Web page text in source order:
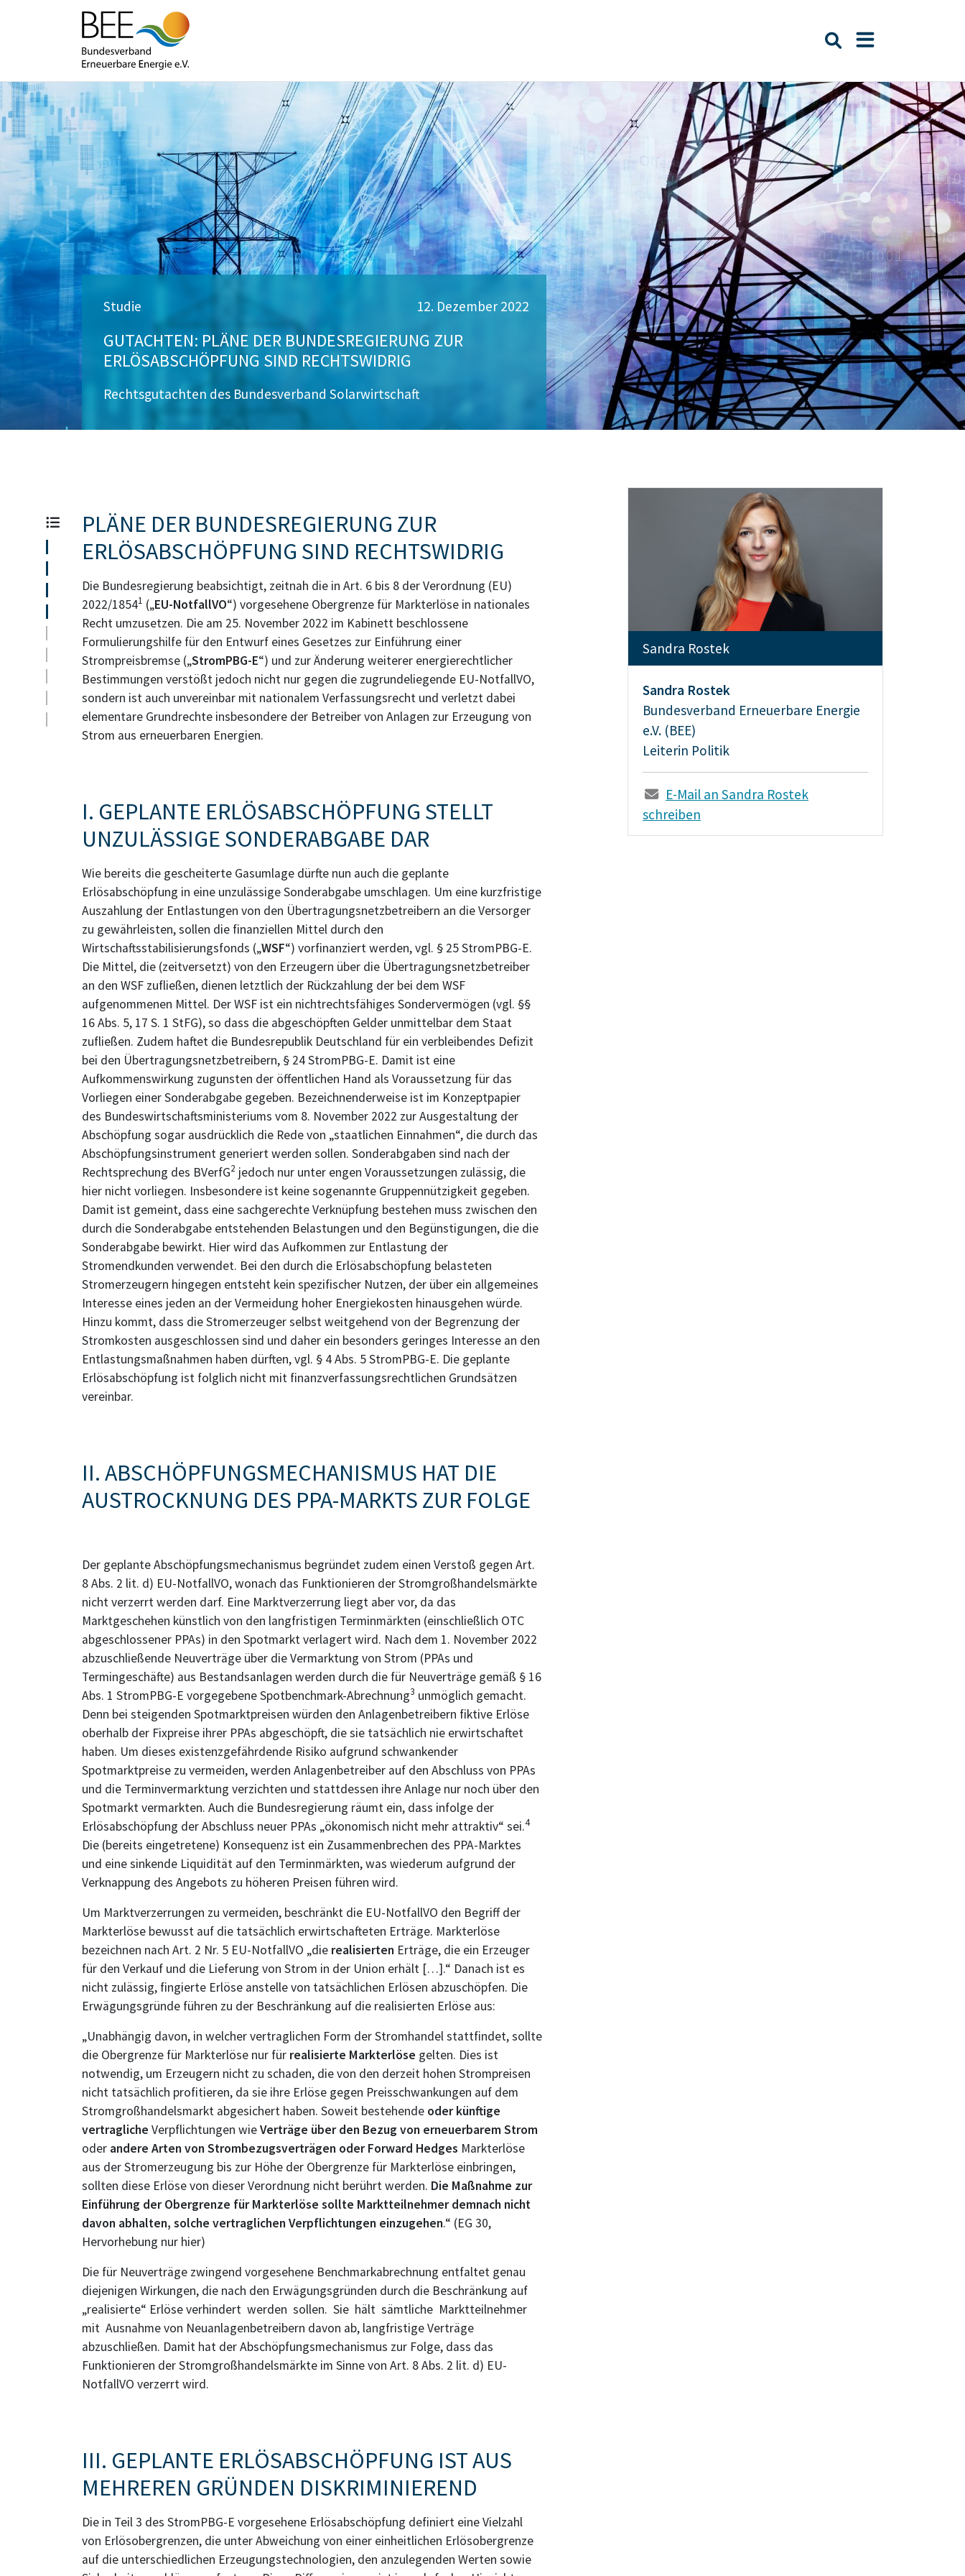
Suche öffnen
Studie
GUTACHTEN: PLÄNE DER BUNDESREGIERUNG ZUR
ERLÖSABSCHÖPFUNG SIND RECHTSWIDRIG
Rechtsgutachten des Bundesverband Solarwirtschaft
12. Dezember 2022
PLÄNE DER BUNDESREGIERUNG ZUR
ERLÖSABSCHÖPFUNG SIND RECHTSWIDRIG
Die Bundesregierung beabsichtigt, zeitnah die in Art. 6 bis 8 der Verordnung (EU)
2022/18541 („EU-NotfallVO“) vorgesehene Obergrenze für Markterlöse in nationales
Recht umzusetzen. Die am 25. November 2022 im Kabinett beschlossene
Formulierungshilfe für den Entwurf eines Gesetzes zur Einführung einer
Strompreisbremse („StromPBG-E“) und zur Änderung weiterer energierechtlicher
Bestimmungen verstößt jedoch nicht nur gegen die zugrundeliegende EU-NotfallVO,
sondern ist auch unvereinbar mit nationalem Verfassungsrecht und verletzt dabei
elementare Grundrechte insbesondere der Betreiber von Anlagen zur Erzeugung von
Strom aus erneuerbaren Energien.
I. GEPLANTE ERLÖSABSCHÖPFUNG STELLT
UNZULÄSSIGE SONDERABGABE DAR
Wie bereits die gescheiterte Gasumlage dürfte nun auch die geplante
Erlösabschöpfung in eine unzulässige Sonderabgabe umschlagen. Um eine kurzfristige
Auszahlung der Entlastungen von den Übertragungsnetzbetreibern an die Versorger
zu gewährleisten, sollen die finanziellen Mittel durch den
Wirtschaftsstabilisierungsfonds („WSF“) vorfinanziert werden, vgl. § 25 StromPBG-E.
Die Mittel, die (zeitversetzt) von den Erzeugern über die Übertragungsnetzbetreiber
an den WSF zufließen, dienen letztlich der Rückzahlung der bei dem WSF
aufgenommenen Mittel. Der WSF ist ein nichtrechtsfähiges Sondervermögen (vgl. §§
16 Abs. 5, 17 S. 1 StFG), so dass die abgeschöpften Gelder unmittelbar dem Staat
zufließen. Zudem haftet die Bundesrepublik Deutschland für ein verbleibendes Defizit
bei den Übertragungsnetzbetreibern, § 24 StromPBG-E. Damit ist eine
Aufkommenswirkung zugunsten der öffentlichen Hand als Voraussetzung für das
Vorliegen einer Sonderabgabe gegeben. Bezeichnenderweise ist im Konzeptpapier
des Bundeswirtschaftsministeriums vom 8. November 2022 zur Ausgestaltung der
Abschöpfung sogar ausdrücklich die Rede von „staatlichen Einnahmen“, die durch das
Abschöpfungsinstrument generiert werden sollen. Sonderabgaben sind nach der
Rechtsprechung des BVerfG2 jedoch nur unter engen Voraussetzungen zulässig, die
hier nicht vorliegen. Insbesondere ist keine sogenannte Gruppennützigkeit gegeben.
Damit ist gemeint, dass eine sachgerechte Verknüpfung bestehen muss zwischen den
durch die Sonderabgabe entstehenden Belastungen und den Begünstigungen, die die
Sonderabgabe bewirkt. Hier wird das Aufkommen zur Entlastung der
Stromendkunden verwendet. Bei den durch die Erlösabschöpfung belasteten
Stromerzeugern hingegen entsteht kein spezifischer Nutzen, der über ein allgemeines
Interesse eines jeden an der Vermeidung hoher Energiekosten hinausgehen würde.
Hinzu kommt, dass die Stromerzeuger selbst weitgehend von der Begrenzung der
Stromkosten ausgeschlossen sind und daher ein besonders geringes Interesse an den
Entlastungsmaßnahmen haben dürften, vgl. § 4 Abs. 5 StromPBG-E. Die geplante
Erlösabschöpfung ist folglich nicht mit finanzverfassungsrechtlichen Grundsätzen
vereinbar.
II. ABSCHÖPFUNGSMECHANISMUS HAT DIE
AUSTROCKNUNG DES PPA-MARKTS ZUR FOLGE
Der geplante Abschöpfungsmechanismus begründet zudem einen Verstoß gegen Art.
8 Abs. 2 lit. d) EU-NotfallVO, wonach das Funktionieren der Stromgroßhandelsmärkte
nicht verzerrt werden darf. Eine Marktverzerrung liegt aber vor, da das
Marktgeschehen künstlich von den langfristigen Terminmärkten (einschließlich OTC
abgeschlossener PPAs) in den Spotmarkt verlagert wird. Nach dem 1. November 2022
abzuschließende Neuverträge über die Vermarktung von Strom (PPAs und
Termingeschäfte) aus Bestandsanlagen werden durch die für Neuverträge gemäß § 16
Abs. 1 StromPBG-E vorgegebene Spotbenchmark-Abrechnung3 unmöglich gemacht.
Denn bei steigenden Spotmarktpreisen würden den Anlagenbetreibern fiktive Erlöse
oberhalb der Fixpreise ihrer PPAs abgeschöpft, die sie tatsächlich nie erwirtschaftet
haben. Um dieses existenzgefährdende Risiko aufgrund schwankender
Spotmarktpreise zu vermeiden, werden Anlagenbetreiber auf den Abschluss von PPAs
und die Terminvermarktung verzichten und stattdessen ihre Anlage nur noch über den
Spotmarkt vermarkten. Auch die Bundesregierung räumt ein, dass infolge der
Erlösabschöpfung der Abschluss neuer PPAs „ökonomisch nicht mehr attraktiv“ sei.4
Die (bereits eingetretene) Konsequenz ist ein Zusammenbrechen des PPA-Marktes
und eine sinkende Liquidität auf den Terminmärkten, was wiederum aufgrund der
Verknappung des Angebots zu höheren Preisen führen wird.
Um Marktverzerrungen zu vermeiden, beschränkt die EU-NotfallVO den Begriff der
Markterlöse bewusst auf die tatsächlich erwirtschafteten Erträge. Markterlöse
bezeichnen nach Art. 2 Nr. 5 EU-NotfallVO „die realisierten Erträge, die ein Erzeuger
für den Verkauf und die Lieferung von Strom in der Union erhält […].“ Danach ist es
nicht zulässig, fingierte Erlöse anstelle von tatsächlichen Erlösen abzuschöpfen. Die
Erwägungsgründe führen zu der Beschränkung auf die realisierten Erlöse aus:
„Unabhängig davon, in welcher vertraglichen Form der Stromhandel stattfindet, sollte
die Obergrenze für Markterlöse nur für realisierte Markterlöse gelten. Dies ist
notwendig, um Erzeugern nicht zu schaden, die von den derzeit hohen Strompreisen
nicht tatsächlich profitieren, da sie ihre Erlöse gegen Preisschwankungen auf dem
Stromgroßhandelsmarkt abgesichert haben. Soweit bestehende oder künftige
vertragliche Verpflichtungen wieVerträge über den Bezug von erneuerbarem Strom
oder andere Arten von Strombezugsverträgen oder Forward Hedges Markterlöse
aus der Stromerzeugung bis zur Höhe der Obergrenze für Markterlöse einbringen,
sollten diese Erlöse von dieser Verordnung nicht berührt werden. Die Maßnahme zur
Einführung der Obergrenze für Markterlöse sollte Marktteilnehmer demnach nicht
davon abhalten, solche vertraglichen Verpflichtungen einzugehen.“ (EG 30,
Hervorhebung nur hier)
Die für Neuverträge zwingend vorgesehene Benchmarkabrechnung entfaltet genau
diejenigen Wirkungen, die nach den Erwägungsgründen durch die Beschränkung auf
„realisierte“ Erlöse verhindert werden sollen. Sie hält sämtliche Marktteilnehmer
mit Ausnahme von Neuanlagenbetreibern davon ab, langfristige Verträge
abzuschließen. Damit hat der Abschöpfungsmechanismus zur Folge, dass das
Funktionieren der Stromgroßhandelsmärkte im Sinne von Art. 8 Abs. 2 lit. d) EU-
NotfallVO verzerrt wird.
III. GEPLANTE ERLÖSABSCHÖPFUNG IST AUS
MEHREREN GRÜNDEN DISKRIMINIEREND
Die in Teil 3 des StromPBG-E vorgesehene Erlösabschöpfung definiert eine Vielzahl
von Erlösobergrenzen, die unter Abweichung von einer einheitlichen Erlösobergrenze
auf die unterschiedlichen Erzeugungstechnologien, den anzulegenden Werten sowie
Sandra Rostek
Sandra Rostek
Bundesverband Erneuerbare Energie
e.V. (BEE)
Leiterin Politik
E-Mail an Sandra Rostek
schreiben